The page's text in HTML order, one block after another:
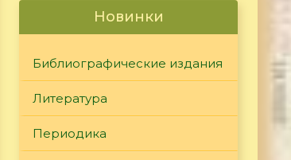
Новинки
Библиографические издания
Литература
Периодика